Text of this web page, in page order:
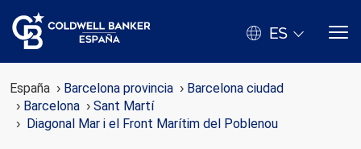
ES
España Barcelona provincia
Barcelona ciudad
Barcelona
Sant Martí
Diagonal Mar i el Front Marítim del Poblenou